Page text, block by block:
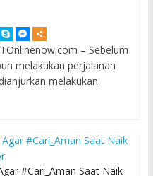
– Sebelum
melakukan perjalanan
melakukan
#Cari_Aman Saat Naik